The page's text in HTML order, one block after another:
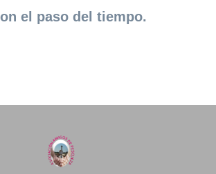
el paso del tiempo.